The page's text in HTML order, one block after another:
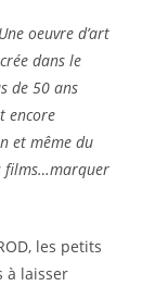
oeuvre d’art
dans le
de 50 ans
encore
et même du
films…marquer
les petits
à laisser